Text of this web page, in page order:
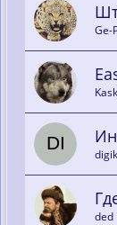
Ge-
ded